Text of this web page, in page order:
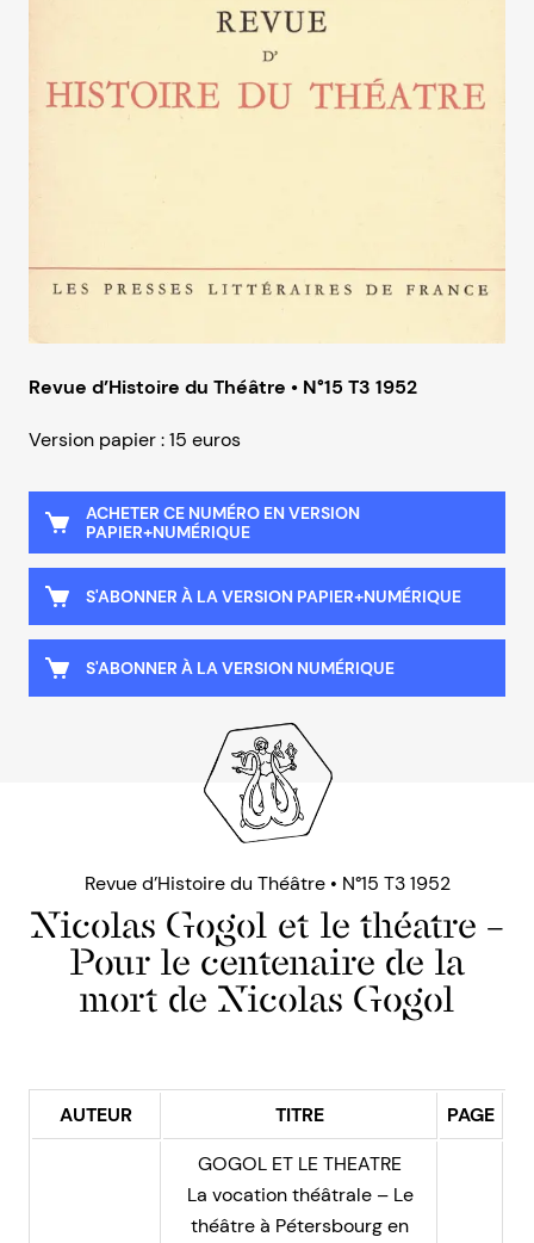
Revue d’Histoire du Théâtre • N°15 T3 1952
Version papier : 15 euros
ACHETER CE NUMÉRO EN VERSION
PAPIER+NUMÉRIQUE
S'ABONNER À LA VERSION PAPIER+NUMÉRIQUE
S'ABONNER À LA VERSION NUMÉRIQUE
Revue d’Histoire du Théâtre • N°15 T3 1952
Nicolas Gogol et le théatre –
Pour le centenaire de la
mort de Nicolas Gogol
AUTEUR TITRE PAGE
GOGOL ET LE THEATRE
La vocation théâtrale – Le
théâtre à Pétersbourg en